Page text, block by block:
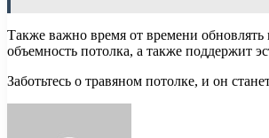
Также важно время от времени
объемность потолка, а также поддержит
Заботьтесь о травяном потолке, и он